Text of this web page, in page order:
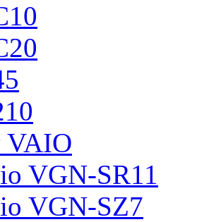
VAIO
VGN-SR11
VGN-SZ7